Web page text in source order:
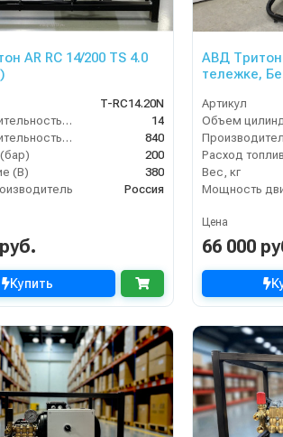
AR RC 14/200 TS 4.0
T-RС14.20N
Производительность (л/мин)
14
Производительность (л/ч)
840
200
(В)
380
Россия
Купить
АВД Тритон
тележке,
Артикул
Расход
Вес, кг
Цена
66 000